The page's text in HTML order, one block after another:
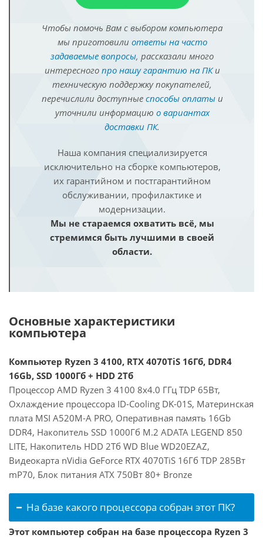
Чтобы помочь Вам с выбором компьютера
мы приготовили ответы на часто
задаваемые вопросы, рассказали много
интересного про нашу гарантию на ПКи
техническую поддержку покупателей,
перечислили доступные способы оплатыи
уточнили информацию о вариантах
доставки ПК.
Наша компания специализируется
исключительно на сборке компьютеров,
их гарантийном и постгарантийном
обслуживании, профилактике и
модернизации.
Мы не стараемся охватить всё, мы
стремимся быть лучшими в своей
области.
Основные характеристики
компьютера
Компьютер Ryzen 3 4100, RTX 4070TiS 16Гб, DDR4
16Gb, SSD 1000Гб + HDD 2Тб
Процессор AMD Ryzen 3 4100 8x4.0 ГГц TDP 65Вт,
Охлаждение процессора ID-Cooling DK-01S, Материнская
плата MSI A520M-A PRO, Оперативная память 16Gb
DDR4, Накопитель SSD 1000Гб M.2 ADATA LEGEND 850
LITE, Накопитель HDD 2Тб WD Blue WD20EZAZ,
Видеокарта nVidia GeForce RTX 4070TiS 16Гб TDP 285Вт
mP70, Блок питания ATX 750Вт 80+ Bronze
На базе какого процессора собран этот ПК?
Этот компьютер собран на базе процессора Ryzen 3